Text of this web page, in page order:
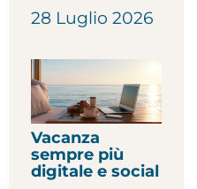
28 Luglio 2026
Vacanza
sempre più
digitale e social